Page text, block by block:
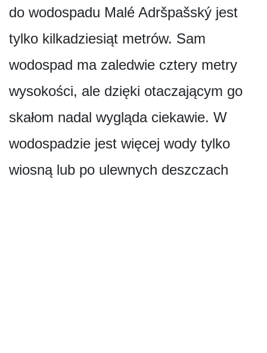
do wodospadu Malé Adršpašský jest
tylko kilkadziesiąt metrów. Sam
wodospad ma zaledwie cztery metry
wysokości, ale dzięki otaczającym go
skałom nadal wygląda ciekawie. W
wodospadzie jest więcej wody tylko
wiosną lub po ulewnych deszczach